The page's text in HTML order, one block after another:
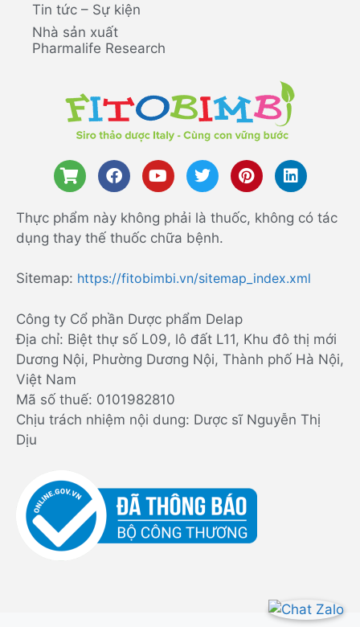
Tin tức – Sự kiện
Nhà sản xuất
Pharmalife Research
Thực phẩm này không phải là thuốc, không có tác
dụng thay thế thuốc chữa bệnh.
Sitemap: https://fitobimbi.vn/sitemap_index.xml
Công ty Cổ phần Dược phẩm Delap
Địa chỉ: Biệt thự số L09, lô đất L11, Khu đô thị mới
Dương Nội, Phường Dương Nội, Thành phố Hà Nội,
Việt Nam
Mã số thuế: 0101982810
Chịu trách nhiệm nội dung: Dược sĩ Nguyễn Thị
Dịu